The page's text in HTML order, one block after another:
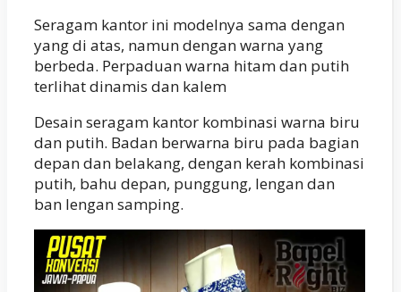
Seragam kantor ini modelnya sama dengan
yang di atas, namun dengan warna yang
berbeda. Perpaduan warna hitam dan putih
terlihat dinamis dan kalem
Desain seragam kantor kombinasi warna biru
dan putih. Badan berwarna biru pada bagian
depan dan belakang, dengan kerah kombinasi
putih, bahu depan, punggung, lengan dan
ban lengan samping.